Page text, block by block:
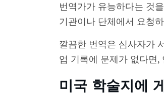
번역가가 유능하다는 것
기관이나 단체에서 요청
깔끔한 번역은 심사자가
업 기록에 문제가 없다면
미국 학술지에